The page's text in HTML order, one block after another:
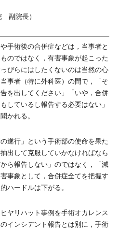
副院長）
手術後の合併症などは，当事者と
のではなく，有害事象が起こった
ぴらにはしたくないのは当然の心
事者（特に外科医）の間で，「そ
を出してください」「いや，合併
しているし報告する必要はない」
かれる。
遂行」という手術部の使命を果た
出して克服していかなければなら
ら報告しない」のではなく，「減
事象として，合併症全てを把握す
ハードルは下がる。
ヤリハット事例を手術オカレンス
インシデント報告とは別に，手術